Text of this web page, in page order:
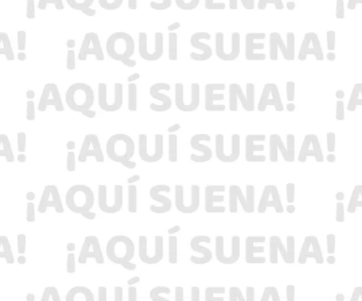
Nuevamente lo hacemos posible
El Super Bailazo de La Ke Buena 106.7